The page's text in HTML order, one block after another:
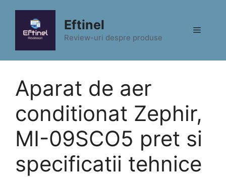
conținut
Eftinel
Review-uri despre produse
Meniu
Aparat de aer
conditionat Zephir,
MI-09SCO5 pret si
specificatii tehnice